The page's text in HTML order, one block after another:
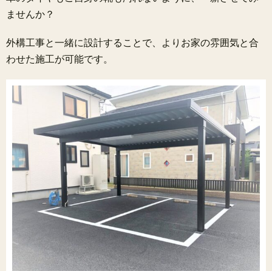
ませんか？
外構工事と一緒に設計することで、よりお家の雰囲気と合
わせた施工が可能です。